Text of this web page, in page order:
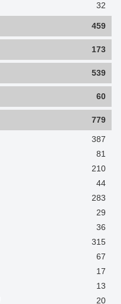
32
459
173
539
60
779
387
81
210
44
283
29
36
315
67
17
13
20